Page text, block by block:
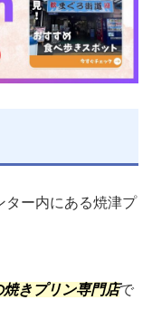
ター内にある焼津プ
焼きプリン専門店で